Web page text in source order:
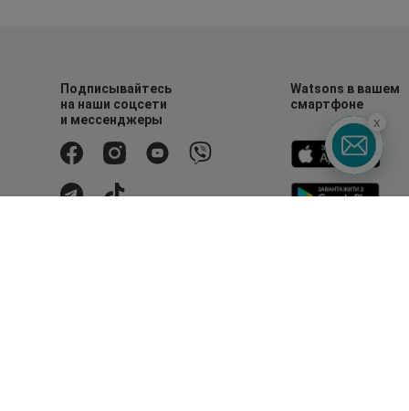
Подписывайтесь
на наши соцсети
и мессенджеры
Watsons в вашем
смартфоне
x